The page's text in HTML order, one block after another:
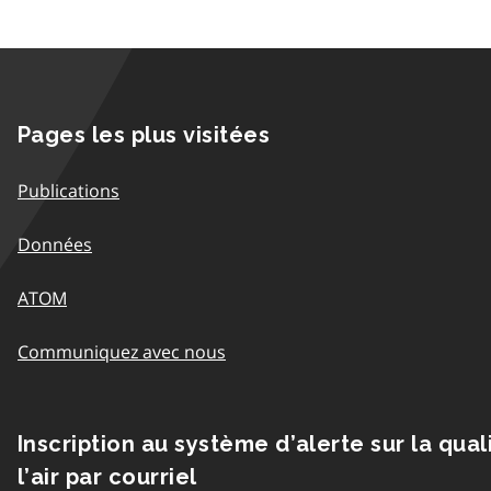
Pages les plus visitées
Publications
Données
ATOM
Communiquez avec nous
Inscription au système d’alerte sur la
l’air par courriel